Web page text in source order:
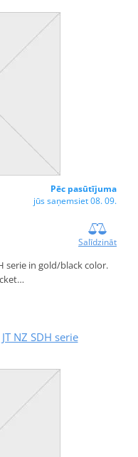
Pēc pasūtījuma
jūs saņemsiet 08. 09.
Salīdzināt
serie in gold/black color.
NZ SDH serie